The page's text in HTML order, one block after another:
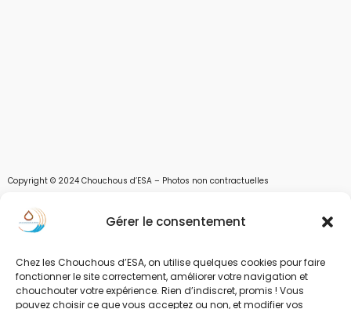
Gérer le consentement
Chez les Chouchous d’ESA, on utilise quelques cookies pour faire
fonctionner le site correctement, améliorer votre navigation et
chouchouter votre expérience. Rien d’indiscret, promis ! Vous
pouvez choisir ce que vous acceptez ou non, et modifier vos
Copyright © 2024 Chouchous d’ESA – Photos non contractuelles
Les chouchous d’Esa vous apportent toutes les solutions pour récupérer l’eau de
pluie, et des moyens pour stocker, filtrer, traiter et potabiliser l’eau d’un forage,
Soleil et Air nous proposons également des équipements pour décontaminer de
l’air par photocatalyse ou plasma froid et des équipements solaires.
www.chouchousdesa.fr est le site de e-commerce de la société ESA Evolutions,